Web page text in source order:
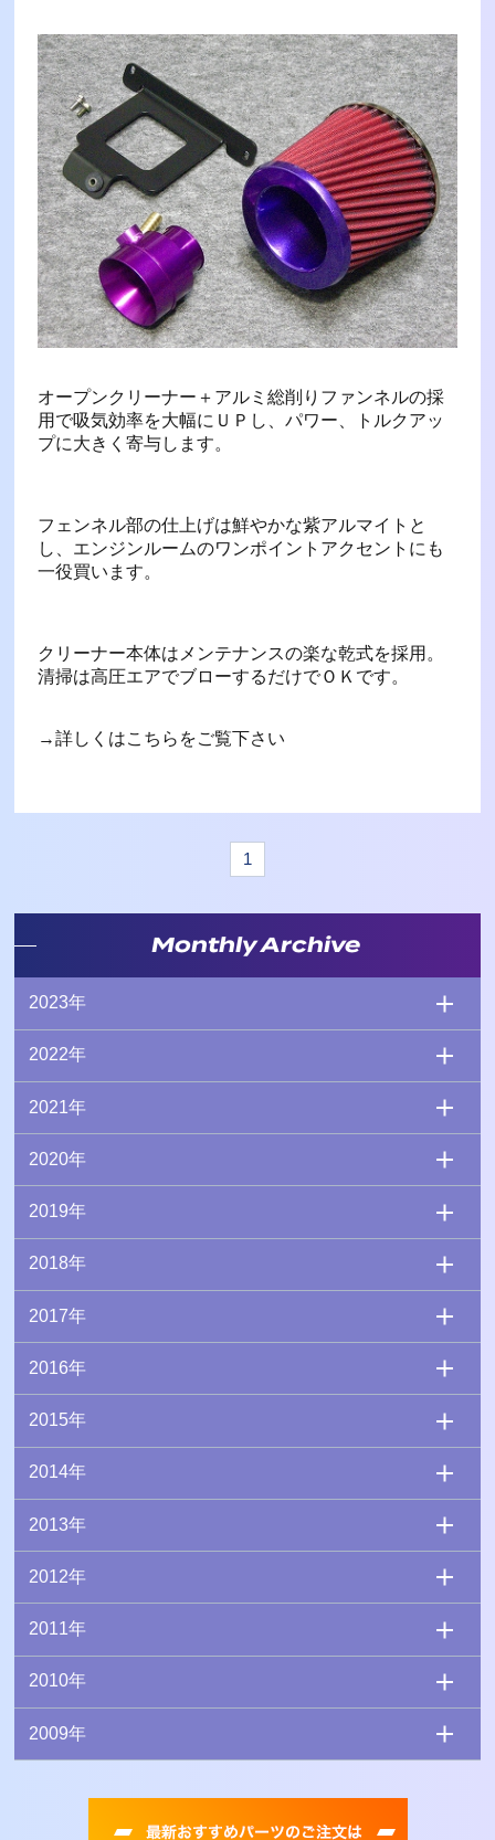
オープンクリーナー＋アルミ総削りファンネルの採
用で吸気効率を大幅にＵＰし、パワー、トルクアッ
プに大きく寄与します。
フェンネル部の仕上げは鮮やかな紫アルマイトと
し、エンジンルームのワンポイントアクセントにも
一役買います。
クリーナー本体はメンテナンスの楽な乾式を採用。
清掃は高圧エアでブローするだけでＯＫです。
→詳しくはこちらをご覧下さい
1
Monthly Archive
2023年
2022年
2021年
2020年
2019年
2018年
2017年
2016年
2015年
2014年
2013年
2012年
2011年
2010年
2009年